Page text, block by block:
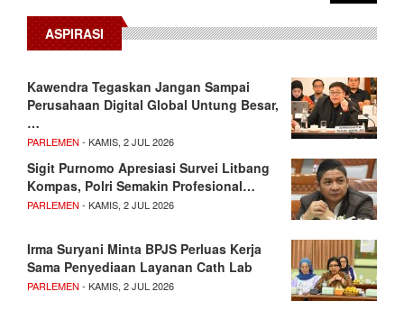
ASPIRASI
Kawendra Tegaskan Jangan Sampai
Perusahaan Digital Global Untung Besar,
…
PARLEMEN - KAMIS, 2 JUL 2026
Sigit Purnomo Apresiasi Survei Litbang
Kompas, Polri Semakin Profesional…
PARLEMEN - KAMIS, 2 JUL 2026
Irma Suryani Minta BPJS Perluas Kerja
Sama Penyediaan Layanan Cath Lab
PARLEMEN - KAMIS, 2 JUL 2026